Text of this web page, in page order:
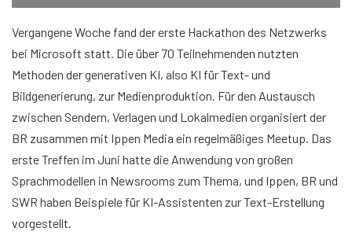
Vergangene Woche fand der erste Hackathon des Netzwerks
bei Microsoft statt. Die über 70 Teilnehmenden nutzten
Methoden der generativen KI, also KI für Text- und
Bildgenerierung, zur Medienproduktion. Für den Austausch
zwischen Sendern, Verlagen und Lokalmedien organisiert der
BR zusammen mit Ippen Media ein regelmäßiges Meetup. Das
erste Treffen im Juni hatte die Anwendung von großen
Sprachmodellen in Newsrooms zum Thema, und Ippen, BR und
SWR haben Beispiele für KI-Assistenten zur Text-Erstellung
vorgestellt.